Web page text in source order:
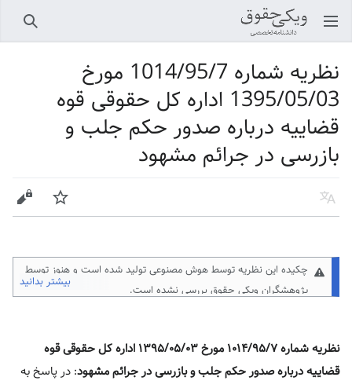
باز کردن منو اصلی جستجو
نظریه شماره 1014/95/7 مورخ
1395/05/03 اداره کل حقوقی قوه
قضاییه درباره صدور حکم جلب و
بازرسی در جرائم مشهود
زبان پیگیری ویرایش
بیشتر بدانید
چکیده این نظریه توسط هوش مصنوعی تولید شده است و هنوز توسط
پژوهشگران ویکی حقوقبررسی نشده است.
نظریه شماره ۱۰۱۴/۹۵/۷ مورخ ۱۳۹۵/۰۵/۰۳ اداره کل حقوقی قوه
قضاییه درباره صدور حکم جلب و بازرسی در جرائم مشهود: در پاسخ به